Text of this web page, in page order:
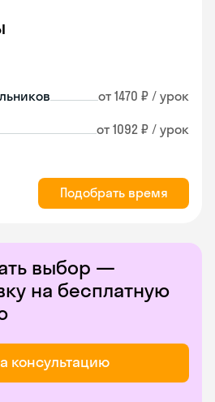
от 1470 ₽ / урок
от 1092 ₽ / урок
Подобрать время
выбор —
на бесплатную
консультацию